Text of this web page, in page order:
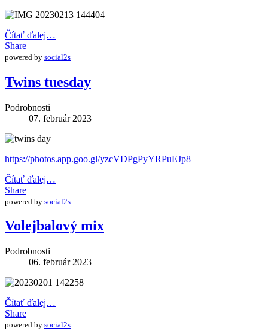
Čítať ďalej…
Share
powered by social2s
Twins tuesday
Podrobnosti
07. február 2023
https://photos.app.goo.gl/yzcVDPgPyYRPuEJp8
Čítať ďalej…
Share
powered by social2s
Volejbalový mix
Podrobnosti
06. február 2023
Čítať ďalej…
Share
powered by social2s